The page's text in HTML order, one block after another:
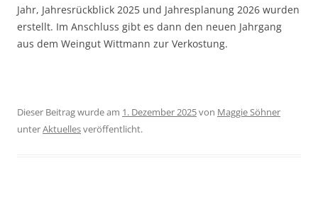
Jahr, Jahresrückblick 2025 und Jahresplanung 2026 wurden
erstellt. Im Anschluss gibt es dann den neuen Jahrgang
aus dem Weingut Wittmann zur Verkostung.
Dieser Beitrag wurde am 1. Dezember 2025von Maggie Söhner
unterAktuellesveröffentlicht.